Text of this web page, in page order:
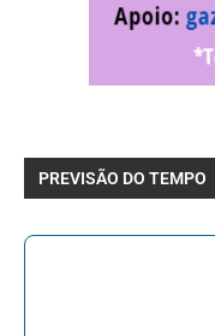
PREVISÃO DO TEMPO